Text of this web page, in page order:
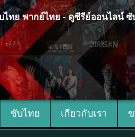
ทย พากย์ไทย - ดูซีรีย์ออนไลน์
ซับไทย เกี่ยวกับเรา